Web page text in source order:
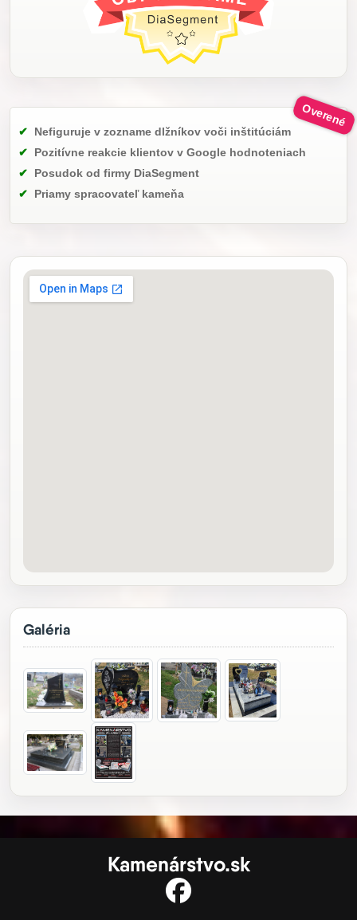
Nefiguruje v zozname dlžníkov voči inštitúciám
Pozitívne reakcie klientov v Google hodnoteniach
Posudok od firmy DiaSegment
Priamy spracovateľ kameňa
Galéria
Kamenárstvo.sk